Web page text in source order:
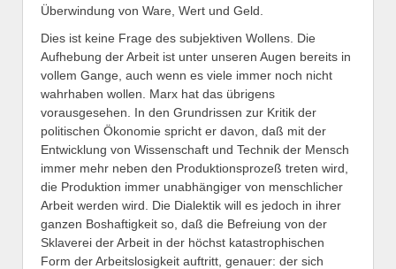
Überwindung von Ware, Wert und Geld.
Dies ist keine Frage des subjektiven Wollens. Die
Aufhebung der Arbeit ist unter unseren Augen bereits in
vollem Gange, auch wenn es viele immer noch nicht
wahrhaben wollen. Marx hat das übrigens
vorausgesehen. In den Grundrissen zur Kritik der
politischen Ökonomie spricht er davon, daß mit der
Entwicklung von Wissenschaft und Technik der Mensch
immer mehr neben den Produktionsprozeß treten wird,
die Produktion immer unabhängiger von menschlicher
Arbeit werden wird. Die Dialektik will es jedoch in ihrer
ganzen Boshaftigkeit so, daß die Befreiung von der
Sklaverei der Arbeit in der höchst katastrophischen
Form der Arbeitslosigkeit auftritt, genauer: der sich